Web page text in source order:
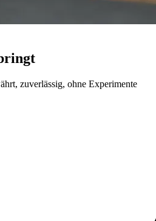
zuverlässig, ohne Experimente